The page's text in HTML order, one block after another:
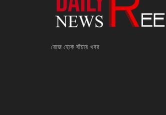
রোজ হোক বাঁচার খবর